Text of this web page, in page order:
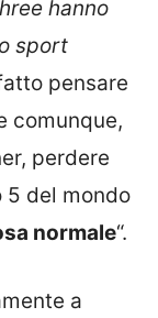
hanno
sport
pensare
comunque,
perdere
5 del mondo
normale“.
a